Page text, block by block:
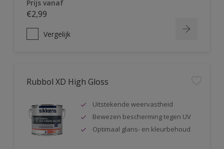
Prijs vanaf
€2,99
Vergelijk
Rubbol XD High Gloss
Uitstekende weervastheid
Bewezen bescherming tegen UV
Optimaal glans- en kleurbehoud